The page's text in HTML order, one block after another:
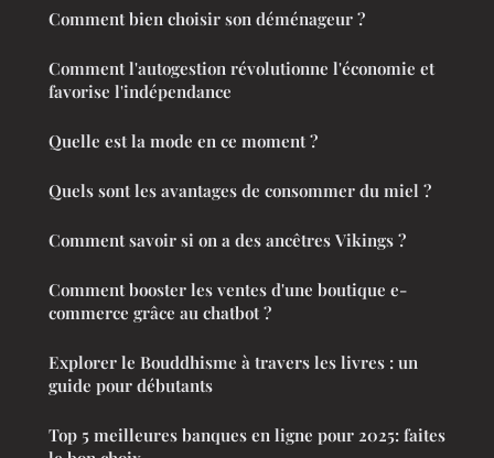
Comment bien choisir son déménageur ?
Comment l'autogestion révolutionne l'économie et
favorise l'indépendance
Quelle est la mode en ce moment ?
Quels sont les avantages de consommer du miel ?
Comment savoir si on a des ancêtres Vikings ?
Comment booster les ventes d'une boutique e-
commerce grâce au chatbot ?
Explorer le Bouddhisme à travers les livres : un
guide pour débutants
Top 5 meilleures banques en ligne pour 2025: faites